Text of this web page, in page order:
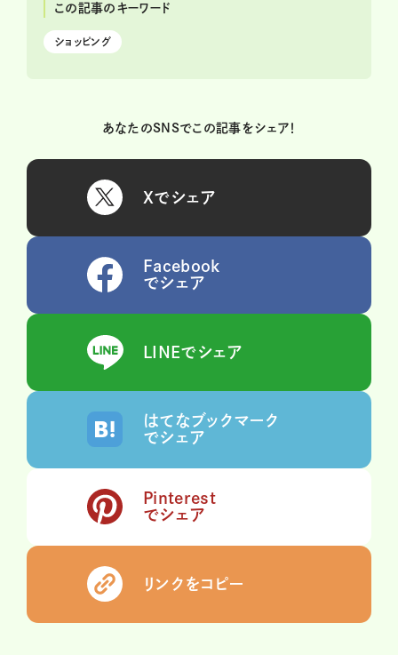
この記事のキーワード
ショッピング
あなたのSNSでこの記事をシェア！
Xでシェア
Facebook
でシェア
LINEでシェア
はてなブックマーク
でシェア
Pinterest
でシェア
リンクをコピー